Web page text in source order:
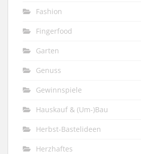
Fashion
Fingerfood
Garten
Genuss
Gewinnspiele
Hauskauf & (Um-)Bau
Herbst-Bastelideen
Herzhaftes